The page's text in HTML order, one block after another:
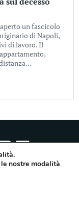
un fascicolo
di Napoli,
di lavoro. Il
al n.7671
naz. stampa 10218/99
nostre modalità